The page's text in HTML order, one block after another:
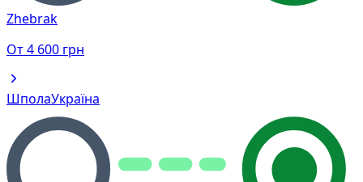
Zhebrak
От4 600 грн
ШполаУкраїна